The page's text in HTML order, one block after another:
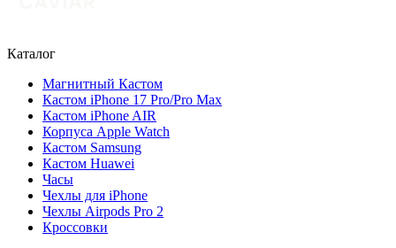
Каталог
Магнитный Кастом
Кастом iPhone 17 Pro/Pro Max
Кастом iPhone AIR
Корпуса Apple Watch
Кастом Samsung
Кастом Huawei
Часы
Чехлы для iPhone
Чехлы Airpods Pro 2
Кроссовки